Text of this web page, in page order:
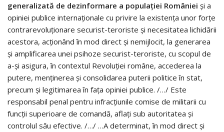
generalizată de dezinformare a populației României și a
opiniei publice internaționale cu privire la existența unor forțe
contrarevoluționare securist-teroriste și necesitatea lichidării
acestora, acționând în mod direct și nemijlocit, la generarea
și amplificarea unei psihoze securist-teroriste, cu scopul de
a-și asigura, în contextul Revoluției române, accederea la
putere, menținerea și consolidarea puterii politice în stat,
precum și legitimarea în fața opiniei publice. /…/ Este
responsabil penal pentru infracțiunile comise de militarii cu
funcții superioare de comandă, aflați sub autoritatea și
controlul său efective. /…/ …A determinat, în mod direct și